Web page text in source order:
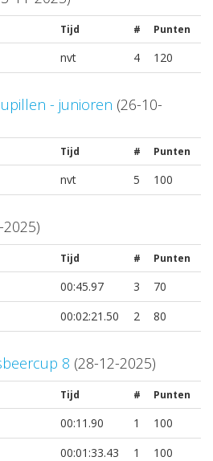
Tijd # Punten
nvt 4 120
- junioren (26-10-
Tijd # Punten
nvt 5 100
Tijd # Punten
00:45.97 3
70
00:02:21.50 2 80
8 (28-12-2025)
Tijd # Punten
00:11.90 1
100
00:01:33.43 1 100